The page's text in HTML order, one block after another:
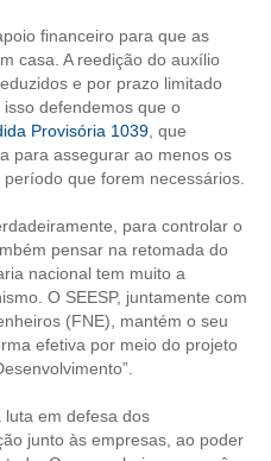
financeiro para que as
casa. A reedição do auxílio
e por prazo limitado
defendemos que o
Provisória 1039 , que
para assegurar ao menos os
que forem necessários.
para controlar o
pensar na retomada do
nacional tem muito a
O SEESP, juntamente com
(FNE), mantém o seu
efetiva por meio do projeto
em defesa dos
junto às empresas, ao poder